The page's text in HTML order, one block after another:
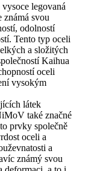
legovaná
známá svou
odolností
Tento typ oceli
a složitých
Kaihua
oceli
vysokým
látek
také značné
prvky společně
oceli a
a
známý svou